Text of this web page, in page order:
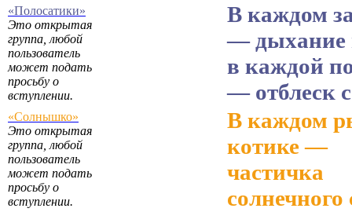
«Полосатики»
Это открытая
группа, любой
пользователь
может подать
просьбу о
вступлении.
В каждом
— дыхание
в каждой
— отблеск
«Солнышко»
Это открытая
группа, любой
пользователь
может подать
просьбу о
вступлении.
В каждом
котике —
частичка
солнечного